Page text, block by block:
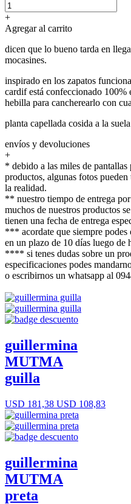
+
Agregar al carrito
dicen que lo bueno tarda en
mocasines.
inspirado en los zapatos
cardif está confeccionado 100%
hebilla para cancherearlo con
planta capellada cosida a la
envíos y devoluciones
+
* debido a las miles de pantallas
productos, algunas fotos
la realidad.
** nuestro tiempo de entrega
muchos de nuestros productos
tienen una fecha de entrega
*** acordate que siempre
en un plazo de 10 días luego de
**** si tenes dudas sobre un
especificaciones podes
o escribirnos un whatsapp al
guillermina
MUTMA
guilla
USD 181,38 USD 108,83
guillermina
MUTMA
preta